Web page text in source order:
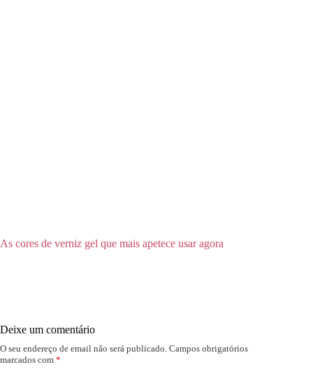
As cores de verniz gel que mais apetece usar agora
Deixe um comentário
O seu endereço de email não será publicado. Campos obrigatórios
marcados com *